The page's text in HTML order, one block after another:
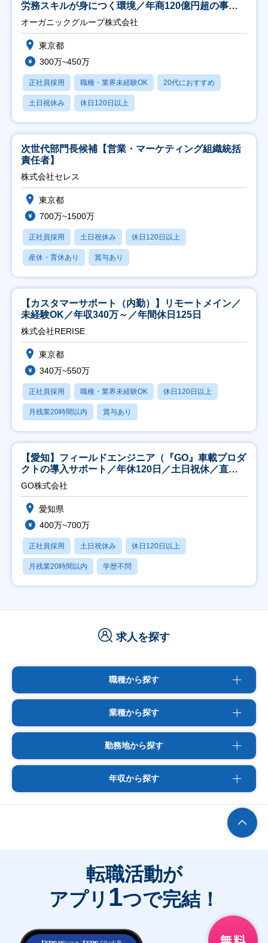
労務スキルが身につく環境／年商120億円超の事業
会社】
オーガニックグループ株式会社
東京都
300万~450万
正社員採用 職種・業界未経験OK 20代におすすめ
土日祝休み 休日120日以上
次世代部門長候補【営業・マーケティング組織統括
責任者】
株式会社セレス
東京都
700万~1500万
正社員採用 土日祝休み 休日120日以上
産休・育休あり 賞与あり
【カスタマーサポート（内勤）】リモートメイン／
未経験OK／年収340万～／年間休日125日
株式会社RERISE
東京都
340万~550万
正社員採用 職種・業界未経験OK 休日120日以上
月残業20時間以内 賞与あり
【愛知】フィールドエンジニア（『GO』車載プロダ
クトの導入サポート／年休120日／土日祝休／直行
直帰
GO株式会社
愛知県
400万~700万
正社員採用 土日祝休み 休日120日以上
月残業20時間以内 学歴不問
求人を探す
職種から探す
業種から探す
勤務地から探す
年収から探す
転職活動が
アプリ 1つで完結！